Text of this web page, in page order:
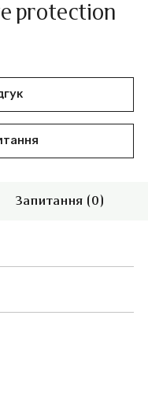
protection
Запитання (0)